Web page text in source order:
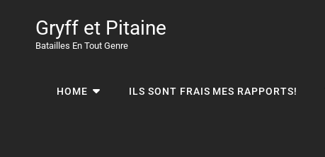
Gryff et Pitaine
Batailles En Tout Genre
HOME ILS SONT FRAIS MES RAPPORTS!